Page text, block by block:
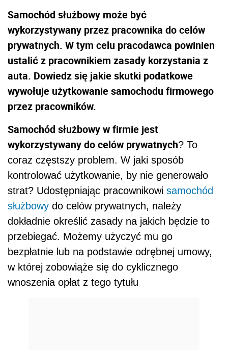
Samochód służbowy może być
wykorzystywany przez pracownika do celów
prywatnych. W tym celu pracodawca powinien
ustalić z pracownikiem zasady korzystania z
auta. Dowiedz się jakie skutki podatkowe
wywołuje użytkowanie samochodu firmowego
przez pracowników.
Samochód służbowy w firmie jest
wykorzystywany do celów prywatnych? To
coraz częstszy problem. W jaki sposób
kontrolować użytkowanie, by nie generowało
strat? Udostępniając pracownikowi samochód
służbowy do celów prywatnych, należy
dokładnie określić zasady na jakich będzie to
przebiegać. Możemy użyczyć mu go
bezpłatnie lub na podstawie odrębnej umowy,
w której zobowiąże się do cyklicznego
wnoszenia opłat z tego tytułu